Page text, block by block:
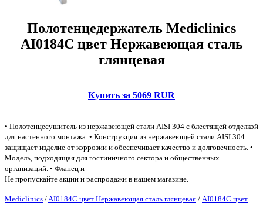
Полотенцедержатель Mediclinics
AI0184C цвет Нержавеющая сталь
глянцевая
Купить за 5069 RUR
• Полотенцесушитель из нержавеющей стали AISI 304 с блестящей отделкой
для настенного монтажа. • Конструкция из нержавеющей стали AISI 304
защищает изделие от коррозии и обеспечивает качество и долговечность. •
Модель, подходящая для гостиничного сектора и общественных
организаций. • Фланец и
Не пропускайте акции и распродажи в нашем магазине.
Mediclinics /AI0184C цвет Нержавеющая сталь глянцевая / AI0184C цвет